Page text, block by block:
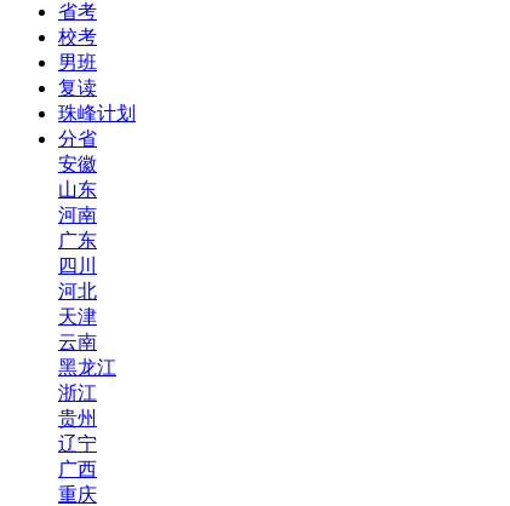
省考
校考
男班
复读
珠峰计划
分省
安徽
山东
河南
广东
四川
河北
天津
云南
黑龙江
浙江
贵州
辽宁
广西
重庆